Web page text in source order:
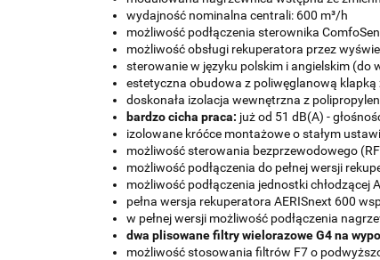
wydajność nominalna centrali: 600 m³/h
możliwość podłączenia sterownika
możliwość obsługi rekuperatora przez
sterowanie w języku polskim i angielskim (do
estetyczna obudowa z poliwęglanową
doskonała izolacja wewnętrzna z
bardzo cicha praca: już od 51 dB(A) -
izolowane króćce montażowe o stałym
możliwość sterowania bezprzewodowego
możliwość podłączenia do pełnej wersji
możliwość podłączenia jednostki chłodzącej
pełna wersja rekuperatora AERISnext 600
w pełnej wersji możliwość podłączenia
dwa plisowane filtry wielorazowe G4 na
możliwość stosowania filtrów F7 o